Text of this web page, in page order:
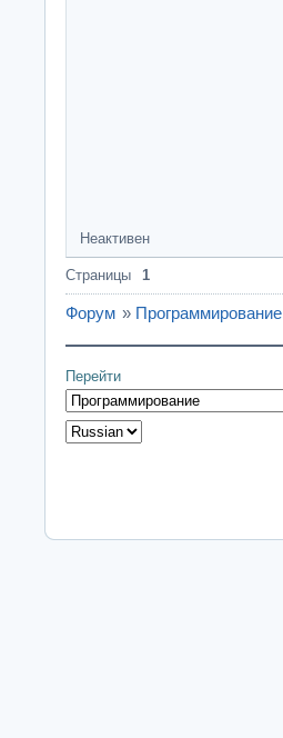
Неактивен
Страницы 1
Форум » Программирование
Перейти